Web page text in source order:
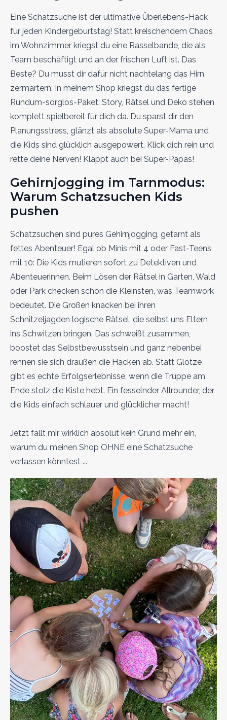
Eine Schatzsuche ist der ultimative Überlebens-Hack
für jeden Kindergeburtstag! Statt kreischendem Chaos
im Wohnzimmer kriegst du eine Rasselbande, die als
Team beschäftigt und an der frischen Luft ist. Das
Beste? Du musst dir dafür nicht nächtelang das Hirn
zermartern. In meinem Shop kriegst du das fertige
Rundum-sorglos-Paket: Story, Rätsel und Deko stehen
komplett spielbereit für dich da. Du sparst dir den
Planungsstress, glänzt als absolute Super-Mama und
die Kids sind glücklich ausgepowert. Klick dich rein und
rette deine Nerven! Klappt auch bei Super-Papas!
Gehirnjogging im Tarnmodus:
Warum Schatzsuchen Kids
pushen
Schatzsuchen sind pures Gehirnjogging, getarnt als
fettes Abenteuer! Egal ob Minis mit 4 oder Fast-Teens
mit 10: Die Kids mutieren sofort zu Detektiven und
Abenteuerinnen. Beim Lösen der Rätsel in Garten, Wald
oder Park checken schon die Kleinsten, was Teamwork
bedeutet. Die Großen knacken bei ihren
Schnitzeljagden logische Rätsel, die selbst uns Eltern
ins Schwitzen bringen. Das schweißt zusammen,
boostet das Selbstbewusstsein und ganz nebenbei
rennen sie sich draußen die Hacken ab. Statt Glotze
gibt es echte Erfolgserlebnisse, wenn die Truppe am
Ende stolz die Kiste hebt. Ein fesselnder Allrounder, der
die Kids einfach schlauer und glücklicher macht!
Jetzt fällt mir wirklich absolut kein Grund mehr ein,
warum du meinen Shop OHNE eine Schatzsuche
verlassen könntest ...